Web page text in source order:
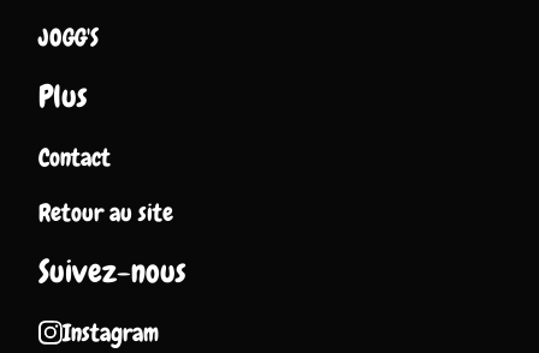
JOGG'S
Plus
Contact
Retour au site
Suivez-nous
Instagram